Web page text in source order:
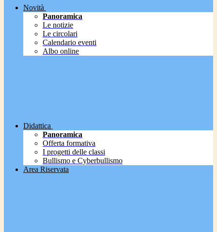
Novità
Panoramica
Le notizie
Le circolari
Calendario eventi
Albo online
Didattica
Panoramica
Offerta formativa
I progetti delle classi
Bullismo e Cyberbullismo
Area Riservata